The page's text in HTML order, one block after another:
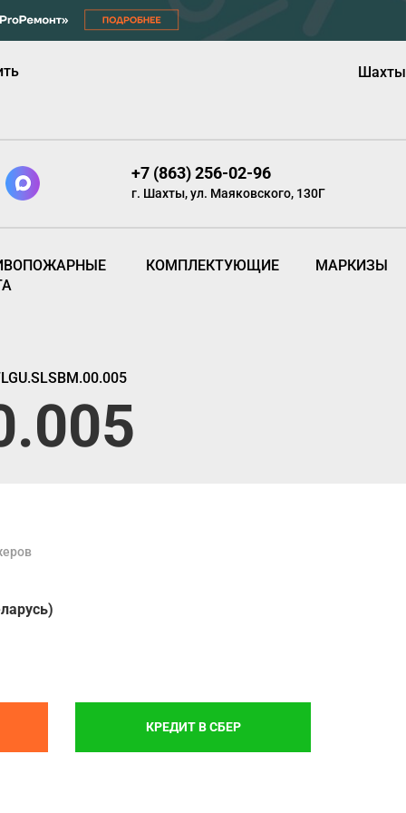
Шахты
+7 (863) 256-02-96
г. Шахты, ул. Маяковского, 130Г
КОМПЛЕКТУЮЩИЕ МАРКИЗЫ
КРЕДИТ В СБЕР